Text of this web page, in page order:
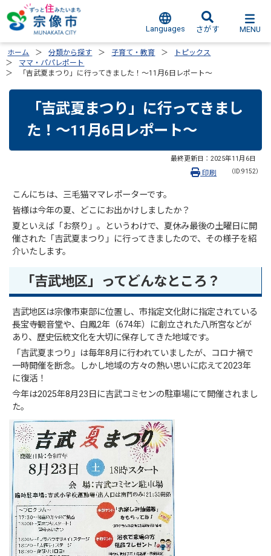
Languages さがす MENU
ホーム 分類から探す 子育て・教育
トピックス
ママ・パパレポート
「吉武夏まつり」に行ってきました！～11月6日レポート～
「吉武夏まつり」に行ってきまし
た！～11月6日レポート～
最終更新日： 2025年11月6日
（ID:9152）
印刷
こんにちは、三毛猫ママレポーターです。
皆様は今年の夏、どこにお出かけしましたか？
夏といえば「お祭り」。というわけで、夏休み最後の土曜日に開
催された「吉武夏まつり」に行ってきましたので、その様子を紹
介いたします。
「吉武地区」ってどんなところ？
吉武地区は宗像市東部に位置し、市指定文化財に指定されている
長宝寺観音堂や、白鳳2年（674年）に創立された八所宮などが
あり、歴史伝統文化を大切に保存してきた地域です。
「吉武夏まつり」は毎年8月に行われていましたが、コロナ禍で
一時開催を断念。しかし地域の方々の熱い思いに応えて2023年
に復活！
今年は2025年8月23日に吉武コミセンの駐車場にて開催されまし
た。